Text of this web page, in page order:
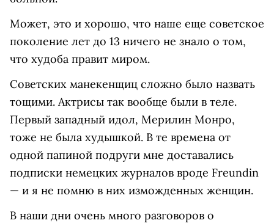
Может, это и хорошо, что наше еще советское
поколение лет до 13 ничего не знало о том,
что худоба правит миром.
Советских манекенщиц сложно было назвать
тощими. Актрисы так вообще были в теле.
Первый западный идол, Мерилин Монро,
тоже не была худышкой. В те времена от
одной папиной подруги мне доставались
подписки немецких журналов вроде Freundin
— и я не помню в них изможденных женщин.
В наши дни очень много разговоров о